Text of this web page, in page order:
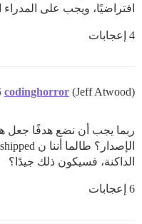
افتراضيًا، ويجب على المدراء
4 إعجابات
codinghorror (Jeff Atwood)
ربما يجب أن نضع هدفًا جعل
الداكنة، فسيكون ذلك جيدًا؟
6 إعجابات